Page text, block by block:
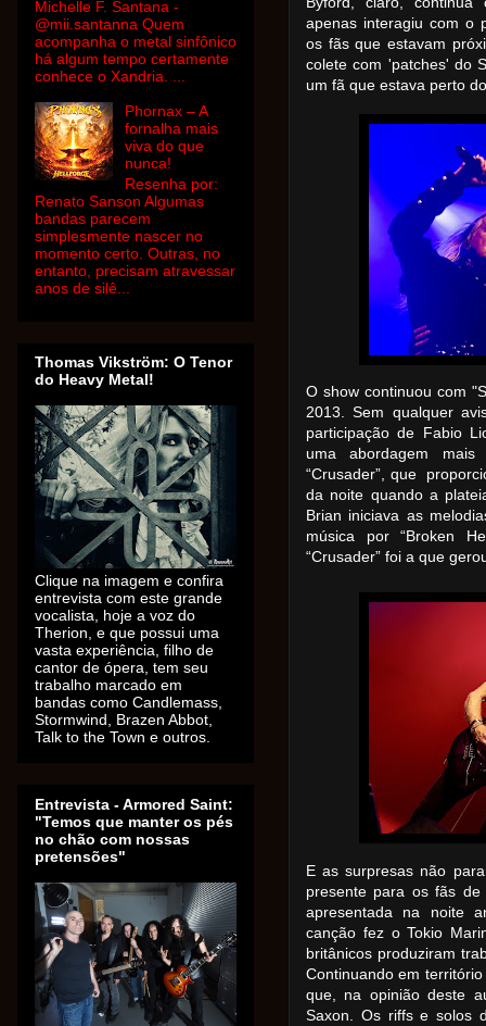
apenas interagiu com o
os fãs que estavam
coletecom 'patches' do
um fã que estava perto
O show continuou com
2013. Sem qualquer
participação de Fabio
uma abordagem
“Crusader”, que
da noite quando a
Brian iniciava as
música por “Broken
“Crusader” foi a que
E as surpresas não
presente para os fãs
apresentada na noite
canção fez o Tokio
britânicos produziram
Continuando em
que, na opinião deste
Saxon. Os riffs e solos
Michelle F. Santana -
@mii.santanna Quem
acompanha o metal sinfônico
há algum tempo certamente
conhece o Xandria. ...
Phornax – A
fornalha mais
viva do que
nunca!
Resenha por:
Renato Sanson Algumas
bandas parecem
simplesmente nascer no
momento certo. Outras, no
entanto, precisam atravessar
anos de silê...
Thomas Vikström: O Tenor
do Heavy Metal!
Clique na imagem e confira
entrevista com este grande
vocalista, hoje a voz do
Therion, e que possui uma
vasta experiência, filho de
cantor de ópera, tem seu
trabalho marcado em
bandas como Candlemass,
Stormwind, Brazen Abbot,
Talk to the Town e outros.
Entrevista - Armored Saint:
"Temos que manter os pés
no chão com nossas
pretensões"